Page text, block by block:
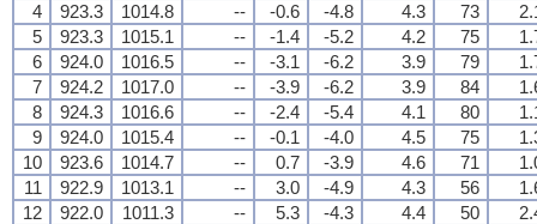
4
923.3 1014.8 -- -0.6 -4.8 4.3 73
5
923.3 1015.1 -- -1.4 -5.2 4.2 75
6
924.0 1016.5 -- -3.1 -6.2 3.9 79
7
924.2 1017.0 -- -3.9 -6.2 3.9 84
8
924.3 1016.6 -- -2.4 -5.4 4.1 80
9
924.0 1015.4 -- -0.1 -4.0 4.5 75
10
923.6 1014.7 -- 0.7 -3.9 4.6 71
11
922.9 1013.1 -- 3.0 -4.9 4.3 56
12
922.0 1011.3 -- 5.3 -4.3 4.4 50